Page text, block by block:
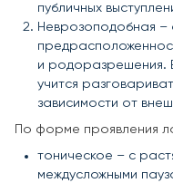
публичных
Неврозоподобная –
и родоразрешения.
учится
зависимости от
По форме проявления
тоническое – с
междусложными